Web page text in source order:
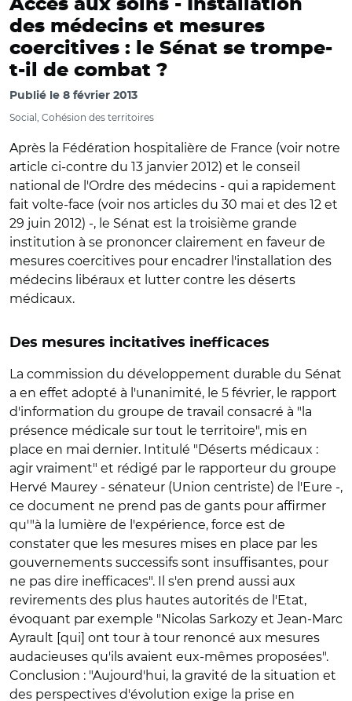
Accès aux soins -
Installation
des médecins et mesures
coercitives : le Sénat se trompe-
t-il de combat ?
Publié le 8 février 2013
Social, Cohésion des territoires
Après la Fédération hospitalière de France (voir notre
article ci-contre du 13 janvier 2012) et le conseil
national de l'Ordre des médecins - qui a rapidement
fait volte-face (voir nos articles du 30 mai et des 12 et
29 juin 2012) -, le Sénat est la troisième grande
institution à se prononcer clairement en faveur de
mesures coercitives pour encadrer l'installation des
médecins libéraux et lutter contre les déserts
médicaux.
Des mesures incitatives inefficaces
La commission du développement durable du Sénat
a en effet adopté à l'unanimité, le 5 février, le rapport
d'information du groupe de travail consacré à "la
présence médicale sur tout le territoire", mis en
place en mai dernier. Intitulé "Déserts médicaux :
agir vraiment" et rédigé par le rapporteur du groupe
Hervé Maurey - sénateur (Union centriste) de l'Eure -,
ce document ne prend pas de gants pour affirmer
qu'"à la lumière de l'expérience, force est de
constater que les mesures mises en place par les
gouvernements successifs sont insuffisantes, pour
ne pas dire inefficaces". Il s'en prend aussi aux
revirements des plus hautes autorités de l'Etat,
évoquant par exemple "Nicolas Sarkozy et Jean-Marc
Ayrault [qui] ont tour à tour renoncé aux mesures
audacieuses qu'ils avaient eux-mêmes proposées".
Conclusion : "Aujourd'hui, la gravité de la situation et
des perspectives d'évolution exige la prise en